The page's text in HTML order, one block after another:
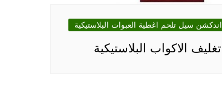
سيل تلحم اغطية العبوات البلاستيكية
الاكواب البلاستيكية